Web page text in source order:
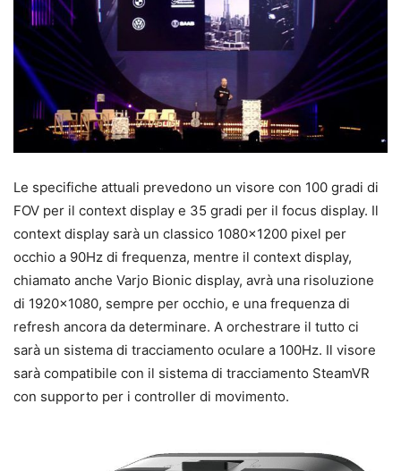
Le specifiche attuali prevedono un visore con 100 gradi di
FOV per il context display e 35 gradi per il focus display. Il
context display sarà un classico 1080×1200 pixel per
occhio a 90Hz di frequenza, mentre il context display,
chiamato anche Varjo Bionic display, avrà una risoluzione
di 1920×1080, sempre per occhio, e una frequenza di
refresh ancora da determinare. A orchestrare il tutto ci
sarà un sistema di tracciamento oculare a 100Hz. Il visore
sarà compatibile con il sistema di tracciamento SteamVR
con supporto per i controller di movimento.